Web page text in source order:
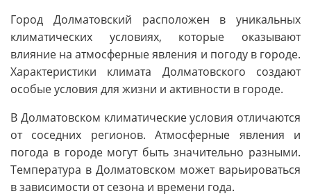
Город Долматовский расположен в уникальных
климатических условиях, которые оказывают
влияние на атмосферные явления и погоду в городе.
Характеристики климата Долматовского создают
особые условия для жизни и активности в городе.
В Долматовском климатические условия отличаются
от соседних регионов. Атмосферные явления и
погода в городе могут быть значительно разными.
Температура в Долматовском может варьироваться
в зависимости от сезона и времени года.